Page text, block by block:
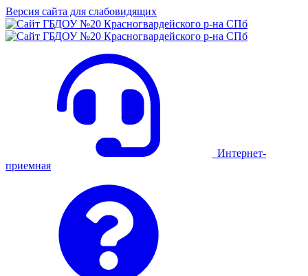
Версия сайта для слабовидящих
Интернет-
приемная